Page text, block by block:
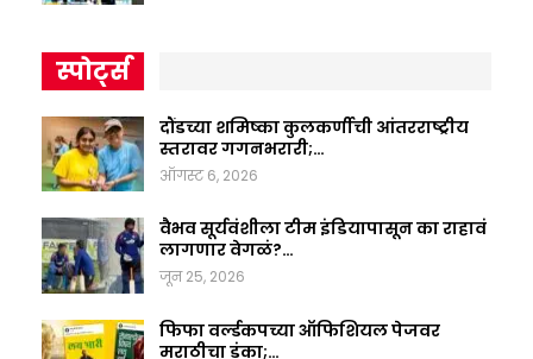
स्पोर्ट्स
दौंडच्या शमिष्का कुलकर्णीची आंतरराष्ट्रीय
स्तरावर गगनभरारी;…
ऑगस्ट 6, 2026
वैभव सूर्यवंशीला टीम इंडियापासून का राहावं
लागणार वेगळं?…
जून 25, 2026
फिफा वर्ल्डकपच्या ऑफिशियल पेजवर
मराठीचा डंका;…